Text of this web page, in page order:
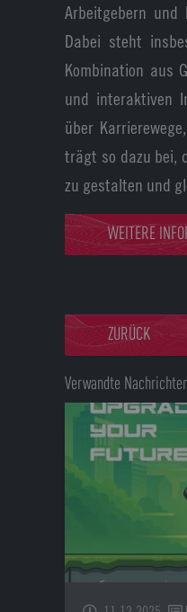
Arbeitgebern und
Dabei steht
Kombination aus
und interaktiven
über
trägt so dazu bei,
zu gestalten und
WEITERE
ZURÜCK
Verwandte